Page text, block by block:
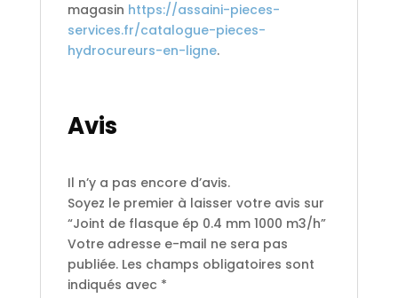
magasin https://assaini-pieces-
services.fr/catalogue-pieces-
hydrocureurs-en-ligne.
Avis
Il n’y a pas encore d’avis.
Soyez le premier à laisser votre avis sur
“Joint de flasque ép 0.4 mm 1000 m3/h”
Votre adresse e-mail ne sera pas
publiée. Les champs obligatoires sont
indiqués avec *